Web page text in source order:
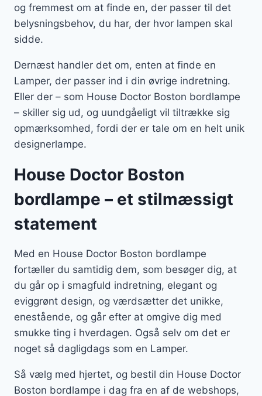
og fremmest om at finde en, der passer til det
belysningsbehov, du har, der hvor lampen skal
sidde.
Dernæst handler det om, enten at finde en
Lamper, der passer ind i din øvrige indretning.
Eller der – som House Doctor Boston bordlampe
– skiller sig ud, og uundgåeligt vil tiltrække sig
opmærksomhed, fordi der er tale om en helt unik
designerlampe.
House Doctor Boston
bordlampe – et stilmæssigt
statement
Med en House Doctor Boston bordlampe
fortæller du samtidig dem, som besøger dig, at
du går op i smagfuld indretning, elegant og
eviggrønt design, og værdsætter det unikke,
enestående, og går efter at omgive dig med
smukke ting i hverdagen. Også selv om det er
noget så dagligdags som en Lamper.
Så vælg med hjertet, og bestil din House Doctor
Boston bordlampe i dag fra en af de webshops,